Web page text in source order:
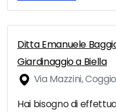
Ditta Emanuele
Giardinaggio a Biella
Via Mazzini,
Hai bisogno di